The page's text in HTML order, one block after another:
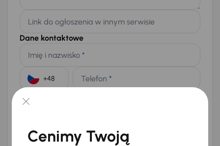
Link do ogłoszenia w innym serwisie
Dane kontaktowe
Imię i nazwisko *
Telefon *
E-mail
Na numer telefonu (opcjonalnie)
Cenimy Twoją